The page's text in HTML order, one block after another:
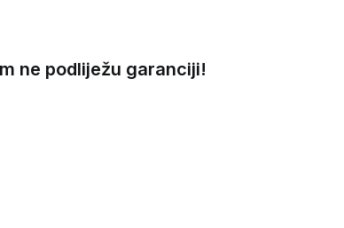
ne podliježu garanciji!